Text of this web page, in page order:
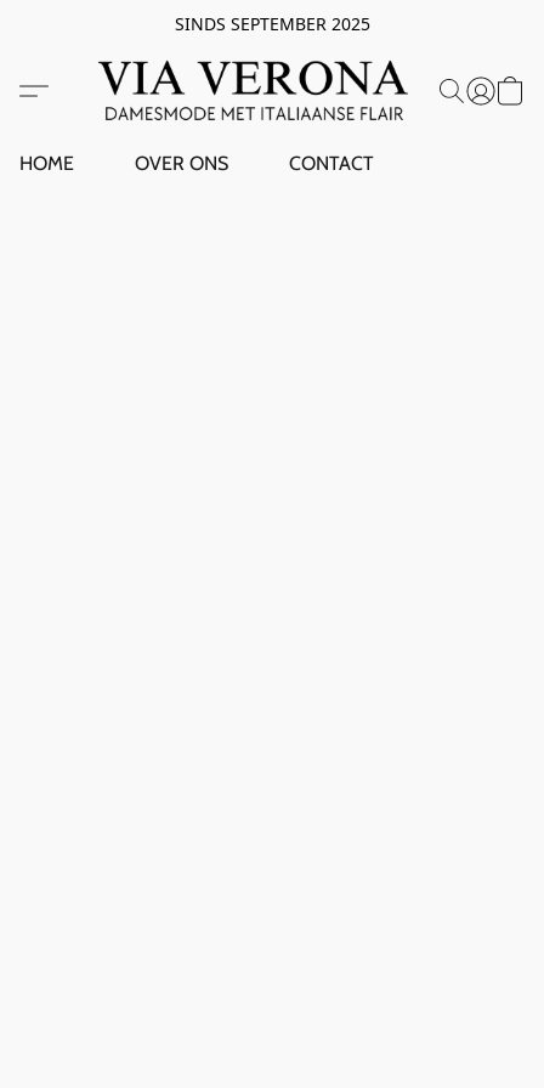
SINDS SEPTEMBER 2025
HOME OVER ONS CONTACT